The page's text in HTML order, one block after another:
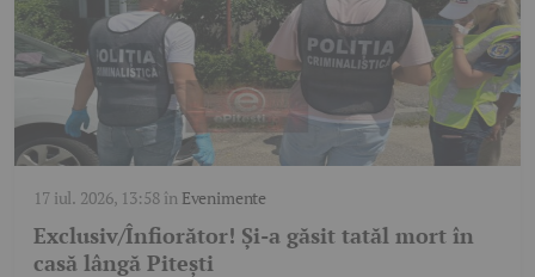
17 iul. 2026, 13:58în Evenimente
Exclusiv/Înfiorător! Și-a găsit tatăl mort în
casă lângă Pitești